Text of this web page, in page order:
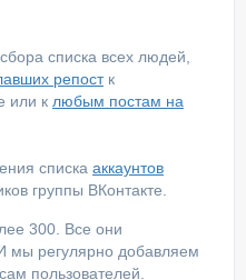
списка всех людей,
репостк
или к любым постам на
списка аккаунтов
группы ВКонтакте.
300. Все они
мы регулярно добавляем
пользователей.